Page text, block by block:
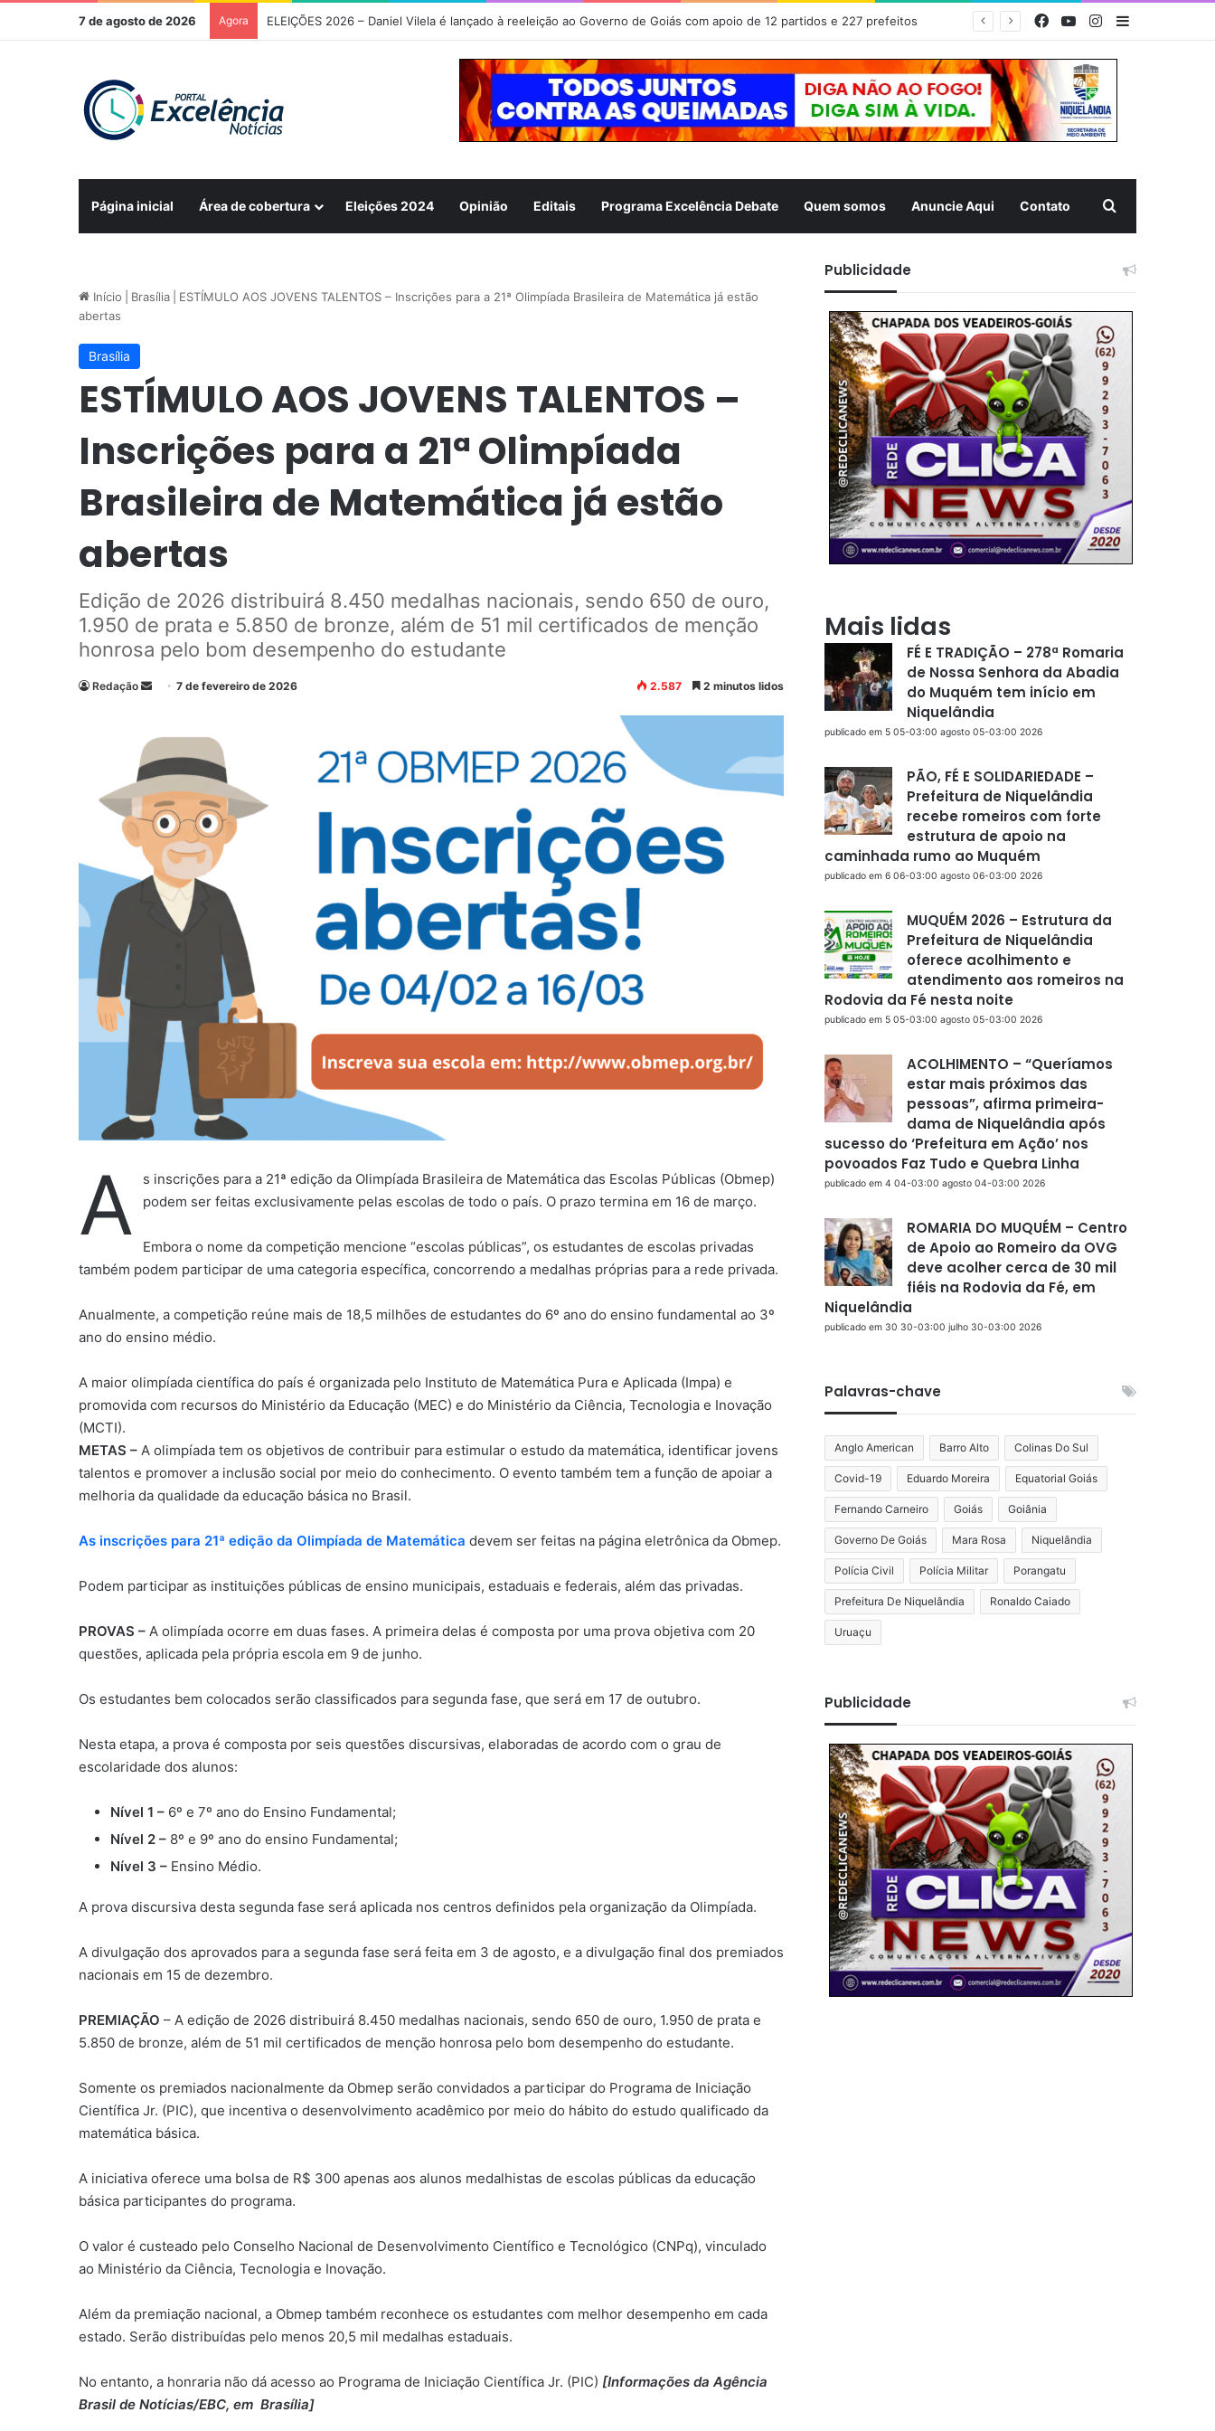
7 de agosto de 2026 Agora FacebookYouTubeInstagram
Página inicial Área de cobertura Eleições 2024 Opinião Editais Programa Excelência Debate Quem somos Anuncie Aqui Contato
Início Brasília
ESTÍMULO AOS JOVENS TALENTOS – Inscrições para a 21ª Olimpíada Brasileira de Matemática já estão
abertas
Brasília
ESTÍMULO AOS JOVENS TALENTOS –
Inscrições para a 21ª Olimpíada
Brasileira de Matemática já estão
abertas
Edição de 2026 distribuirá 8.450 medalhas nacionais, sendo 650 de ouro,
1.950 de prata e 5.850 de bronze, além de 51 mil certificados de menção
honrosa pelo bom desempenho do estudante
Redação
u
m
e
m
7 de fevereiro de 2026 2.587 2 minutos lidos
A
s inscrições para a 21ª edição da Olimpíada Brasileira de Matemática das Escolas Públicas (Obmep)
podem ser feitas exclusivamente pelas escolas de todo o país. O prazo termina em 16 de março.
Embora o nome da competição mencione “escolas públicas”, os estudantes de escolas privadas
também podem participar de uma categoria específica, concorrendo a medalhas próprias para a rede privada.
Anualmente, a competição reúne mais de 18,5 milhões de estudantes do 6º ano do ensino fundamental ao 3º
ano do ensino médio.
A maior olimpíada científica do país é organizada pelo Instituto de Matemática Pura e Aplicada (Impa) e
promovida com recursos do Ministério da Educação (MEC) e do Ministério da Ciência, Tecnologia e Inovação
(MCTI).
METAS – A olimpíada tem os objetivos de contribuir para estimular o estudo da matemática, identificar jovens
talentos e promover a inclusão social por meio do conhecimento. O evento também tem a função de apoiar a
melhoria da qualidade da educação básica no Brasil.
As inscrições para 21ª edição da Olimpíada de Matemática devem ser feitas na página eletrônica da Obmep.
Podem participar as instituições públicas de ensino municipais, estaduais e federais, além das privadas.
PROVAS – A olimpíada ocorre em duas fases. A primeira delas é composta por uma prova objetiva com 20
questões, aplicada pela própria escola em 9 de junho.
Os estudantes bem colocados serão classificados para segunda fase, que será em 17 de outubro.
Nesta etapa, a prova é composta por seis questões discursivas, elaboradas de acordo com o grau de
escolaridade dos alunos:
Nível 1 – 6º e 7º ano do Ensino Fundamental;
Nível 2 – 8º e 9º ano do ensino Fundamental;
Nível 3 – Ensino Médio.
A prova discursiva desta segunda fase será aplicada nos centros definidos pela organização da Olimpíada.
A divulgação dos aprovados para a segunda fase será feita em 3 de agosto, e a divulgação final dos premiados
nacionais em 15 de dezembro.
PREMIAÇÃO – A edição de 2026 distribuirá 8.450 medalhas nacionais, sendo 650 de ouro, 1.950 de prata e
5.850 de bronze, além de 51 mil certificados de menção honrosa pelo bom desempenho do estudante.
Somente os premiados nacionalmente da Obmep serão convidados a participar do Programa de Iniciação
Científica Jr. (PIC), que incentiva o desenvolvimento acadêmico por meio do hábito do estudo qualificado da
matemática básica.
A iniciativa oferece uma bolsa de R$ 300 apenas aos alunos medalhistas de escolas públicas da educação
básica participantes do programa.
O valor é custeado pelo Conselho Nacional de Desenvolvimento Científico e Tecnológico (CNPq), vinculado
ao Ministério da Ciência, Tecnologia e Inovação.
Além da premiação nacional, a Obmep também reconhece os estudantes com melhor desempenho em cada
estado. Serão distribuídas pelo menos 20,5 mil medalhas estaduais.
No entanto, a honraria não dá acesso ao Programa de Iniciação Científica Jr. (PIC) [Informações da Agência
Brasil de Notícias/EBC, em Brasília]
Estudo da FGV aponta que 60,7%
Publicidade
Mais lidas
FÉ E TRADIÇÃO – 278ª Romaria
de Nossa Senhora da Abadia
do Muquém tem início em
Niquelândia
publicado em 5 05-03:00 agosto 05-03:00 2026
PÃO, FÉ E SOLIDARIEDADE –
Prefeitura de Niquelândia
recebe romeiros com forte
estrutura de apoio na
caminhada rumo ao Muquém
publicado em 6 06-03:00 agosto 06-03:00 2026
MUQUÉM 2026 – Estrutura da
Prefeitura de Niquelândia
oferece acolhimento e
atendimento aos romeiros na
Rodovia da Fé nesta noite
publicado em 5 05-03:00 agosto 05-03:00 2026
ACOLHIMENTO – “Queríamos
estar mais próximos das
pessoas”, afirma primeira-
dama de Niquelândia após
sucesso do ‘Prefeitura em Ação’ nos
povoados Faz Tudo e Quebra Linha
publicado em 4 04-03:00 agosto 04-03:00 2026
ROMARIA DO MUQUÉM – Centro
de Apoio ao Romeiro da OVG
deve acolher cerca de 30 mil
fiéis na Rodovia da Fé, em
Niquelândia
publicado em 30 30-03:00 julho 30-03:00 2026
Palavras-chave
Anglo American Barro Alto Colinas Do Sul
Covid-19 Eduardo Moreira Equatorial Goiás
Fernando Carneiro Goiás Goiânia
Governo De Goiás Mara Rosa Niquelândia
Polícia Civil Polícia Militar Porangatu
Prefeitura De Niquelândia Ronaldo Caiado
Uruaçu
Publicidade